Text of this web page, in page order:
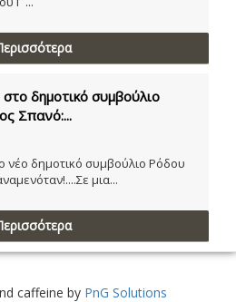
δημοτικό συμβούλιο
Σπανό:...
νέο δημοτικό συμβούλιο Ρόδου
μια...
caffeine by PnG Solutions